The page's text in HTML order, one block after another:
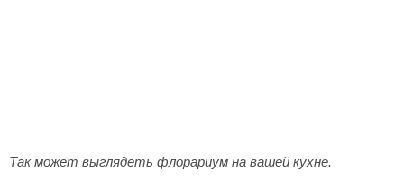
Так может выглядеть флорариум на вашей кухне.